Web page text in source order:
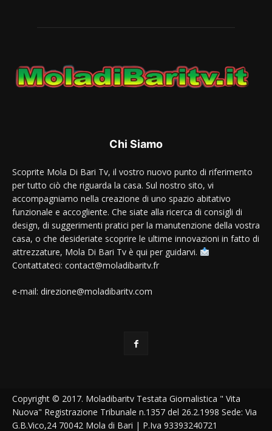
Chi Siamo
Scoprite Mola Di Bari Tv, il vostro nuovo punto di riferimento
per tutto ciò che riguarda la casa. Sul nostro sito, vi
accompagniamo nella creazione di uno spazio abitativo
funzionale e accogliente. Che siate alla ricerca di consigli di
design, di suggerimenti pratici per la manutenzione della vostra
casa, o che desideriate scoprire le ultime innovazioni in fatto di
attrezzature, Mola Di Bari Tv è qui per guidarvi.
Contattateci: contact@moladibaritv.fr
e-mail: direzione@moladibaritv.com
Copyright © 2017. Moladibaritv Testata Giornalistica " Vita
Nuova" Registrazione Tribunale n.1357 del 26.2.1998 Sede: Via
G.B.Vico,24 70042 Mola di Bari | P.Iva 93393240721